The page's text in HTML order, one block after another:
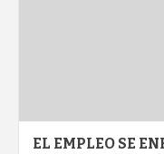
EL EMPLEO SE